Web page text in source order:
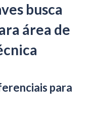
busca
área de
para